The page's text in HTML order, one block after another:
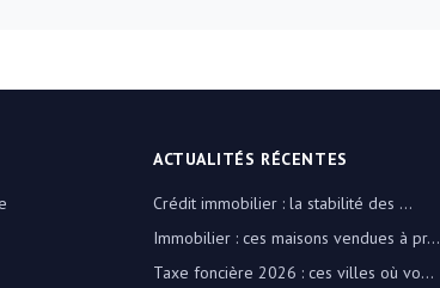
ACTUALITÉS RÉCENTES
Crédit immobilier : la stabilité des ...
Immobilier : ces maisons vendues à pr...
Taxe foncière 2026 : ces villes où vo...